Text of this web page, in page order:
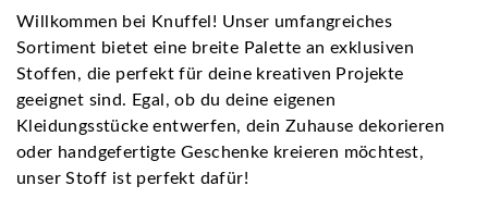
Willkommen bei Knuffel! Unser umfangreiches
Sortiment bietet eine breite Palette an exklusiven
Stoffen, die perfekt für deine kreativen Projekte
geeignet sind. Egal, ob du deine eigenen
Kleidungsstücke entwerfen, dein Zuhause dekorieren
oder handgefertigte Geschenke kreieren möchtest,
unser Stoff ist perfekt dafür!